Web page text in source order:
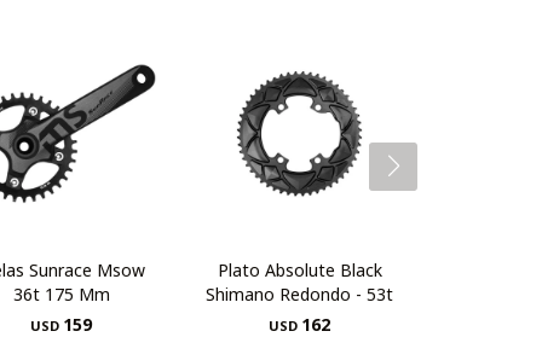
Sunrace Msow
36t 175 Mm
USD 159
Plato Absolute Black
Shimano Redondo - 53t
USD 162